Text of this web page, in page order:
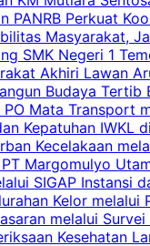
PANRB Perkuat
Masyarakat,
SMK Negeri 1
Akhiri Lawan
Budaya Tertib
Mata Transport
Kepatuhan IWKL
Kecelakaan
Margomulyo
SIGAP Instansi
Kelor melalui
melalui
Kesehatan